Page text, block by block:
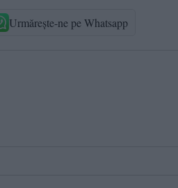
Urmărește-ne pe Whatsapp